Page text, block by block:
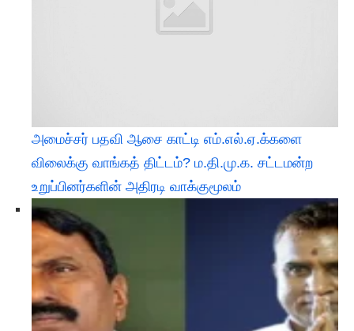
அமைச்சர் பதவி ஆசை காட்டி எம்.எல்.ஏ.க்களை
விலைக்கு வாங்கத் திட்டம்? ம.தி.மு.க. சட்டமன்ற
உறுப்பினர்களின் அதிரடி வாக்குமூலம்